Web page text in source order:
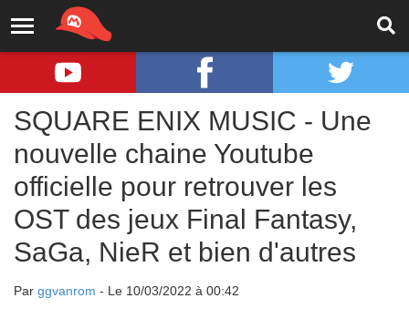
SQUARE ENIX MUSIC - Une
nouvelle chaine Youtube
officielle pour retrouver les
OST des jeux Final Fantasy,
SaGa, NieR et bien d'autres
Par ggvanrom - Le 10/03/2022 à 00:42